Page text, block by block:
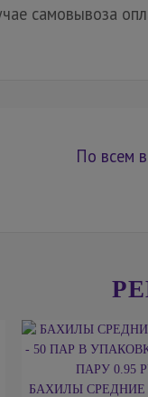
самовывоза
По всем
БАХИЛЫ